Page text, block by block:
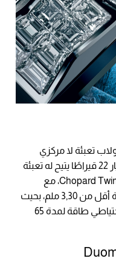
تعبئة لا مركزي
متناهي الصغر مصنوع من الذهب عيار 22 قيراطًا يتيح له تعبئة
خزاني الطاقة المتراصّين وفق تقنية Chopard Twin، مع
الحفاظ على السماكة الإجمالية للحركة أقل من 3,30 ملم، بحيث
يقوم الخزانان بضمان تخزين إجمالي احتياطي طاقة لمدة 65